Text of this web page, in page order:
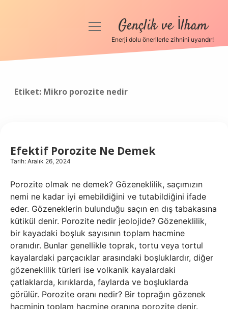
Anasayfa
menüyüGençlik ve İlham
Enerji dolu önerilerle zihnini uyandır!
Etiket: Mikro porozite nedir
Efektif Porozite Ne Demek
Tarih: Aralık 26, 2024
Porozite olmak ne demek? Gözeneklilik, saçımızın
nemi ne kadar iyi emebildiğini ve tutabildiğini ifade
eder. Gözeneklerin bulunduğu saçın en dış tabakasına
kütikül denir. Porozite nedir jeolojide? Gözeneklilik,
bir kayadaki boşluk sayısının toplam hacmine
oranıdır. Bunlar genellikle toprak, tortu veya tortul
kayalardaki parçacıklar arasındaki boşluklardır, diğer
gözeneklilik türleri ise volkanik kayalardaki
çatlaklarda, kırıklarda, faylarda ve boşluklarda
görülür. Porozite oranı nedir? Bir toprağın gözenek
hacminin toplam hacmine oranına porozite denir.